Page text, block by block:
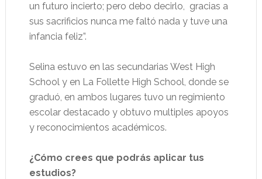
un futuro incierto; pero debo decirlo, gracias a
sus sacrificios nunca me faltó nada y tuve una
infancia feliz”.
Selina estuvo en las secundarias West High
School y en La Follette High School, donde se
graduó, en ambos lugares tuvo un regimiento
escolar destacado y obtuvo multiples apoyos
y reconocimientos académicos.
¿Cómo crees que podrás aplicar tus
estudios?